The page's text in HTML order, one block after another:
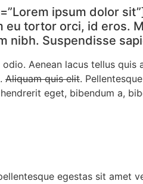
ipsum dolor
tortor orci, id eros.
nibh. Suspendisse
odio. Aenean lacus tellus quis
Aliquam quis elit. Pellentesque
eget, bibendum a,
egestas sit amet